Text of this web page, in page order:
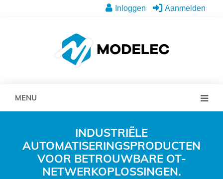
Inloggen Aanmelden
MENU
INDUSTRIËLE
AUTOMATISERINGSPRODUCTEN
VOOR BETROUWBARE OT-
NETWERKOPLOSSINGEN.